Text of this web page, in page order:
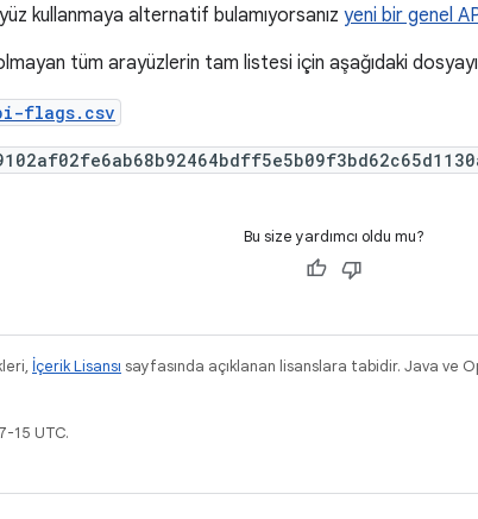
kullanmaya alternatif bulamıyorsanız yeni bir genel
tüm arayüzlerin tam listesi için aşağıdaki
flags.csv
Bu size yardımcı oldu mu?
İçerik Lisansı sayfasında açıklanan lisanslara tabidir. Java ve
15 UTC.